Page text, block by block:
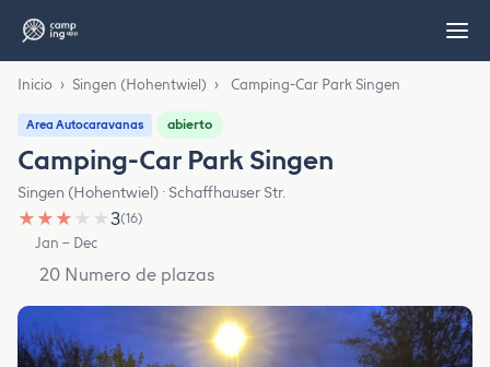
Inicio › Singen (Hohentwiel) › Camping-Car Park Singen
Area Autocaravanas abierto
Camping-Car Park Singen
Singen (Hohentwiel) · Schaffhauser Str.
★ ★ ★ ★ ★3(16)
Jan – Dec
20 Numero de plazas